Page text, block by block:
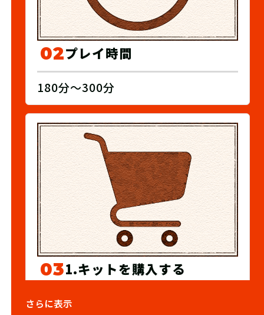
02プレイ時間
180分～300分
031.キットを購入する
宝探しSHOPならおうちにキットが届
さらに表示